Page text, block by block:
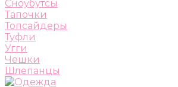
Сноубутсы
Тапочки
Топсайдеры
Туфли
Угги
Чешки
Шлепанцы